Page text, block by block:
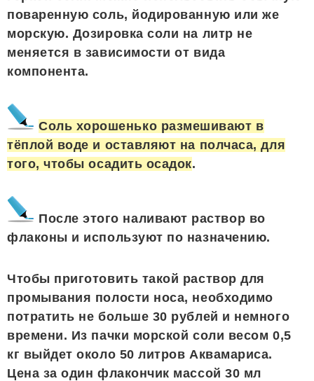
поваренную соль, йодированную или же
морскую. Дозировка соли на литр не
меняется в зависимости от вида
компонента.
Соль хорошенько размешивают в
тёплой воде и оставляют на полчаса, для
того, чтобы осадить осадок.
После этого наливают раствор во
флаконы и используют по назначению.
Чтобы приготовить такой раствор для
промывания полости носа, необходимо
потратить не больше 30 рублей и немного
времени. Из пачки морской соли весом 0,5
кг выйдет около 50 литров Аквамариса.
Цена за один флакончик массой 30 мл